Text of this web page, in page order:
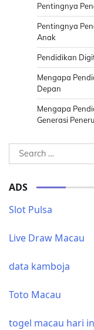
Pentingnya
Pentingnya
Anak
Pendidikan
Mengapa
Depan
Mengapa
Generasi
Search
for:
ADS
Slot Pulsa
Live Draw Macau
data kamboja
Toto Macau
togel macau hari